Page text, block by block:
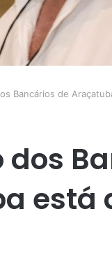
Bancários de
dos
está